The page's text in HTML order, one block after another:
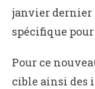
janvier dernier
spécifique
Pour ce
cible ainsi des